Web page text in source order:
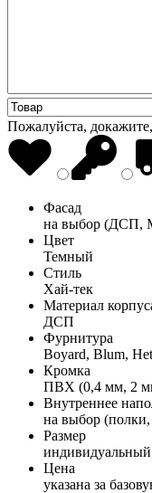
Пожалуйста,
Фасад
на выбор
Цвет
Темный
Стиль
Хай-тек
Материал
ДСП
Фурнитура
Boyard, Blum,
Кромка
ПВХ (0,4 мм, 2
Внутреннее
на выбор
Размер
индивидуальный
Цена
указана за